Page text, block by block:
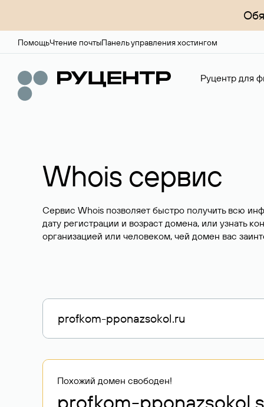
ПомощьЧтение почтыПанель управления хостингом
Руцентр для
Whois сервис
Сервис Whois позволяет быстро получить всю
дату регистрации и возраст домена, или узнать
организацией или человеком, чей домен вас
Похожий домен свободен!